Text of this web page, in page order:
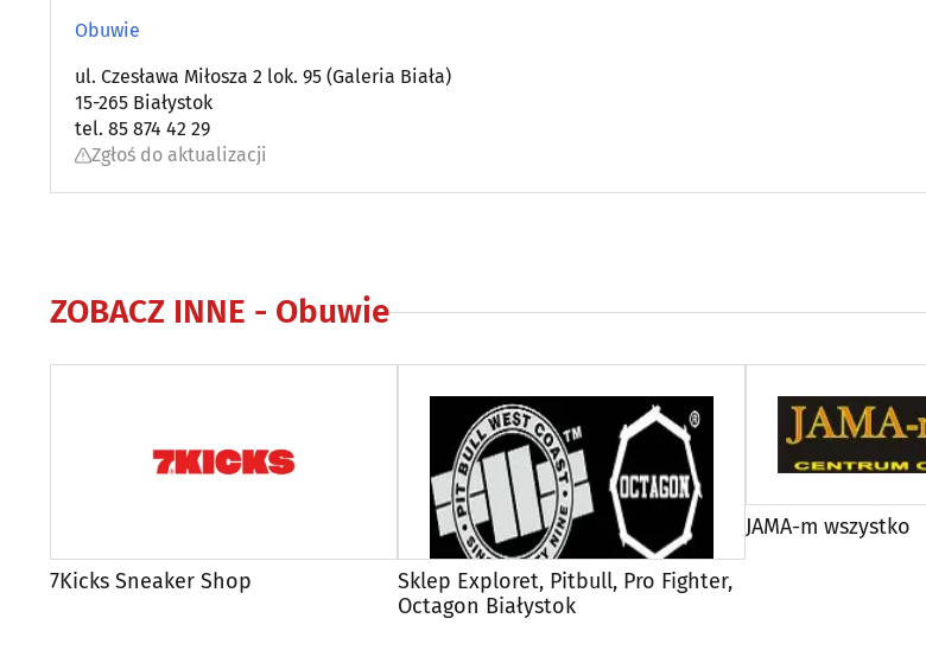
Obuwie
ul. Czesława Miłosza 2 lok. 95 (Galeria Biała)
15-265 Białystok
tel. 85 874 42 29
Zgłoś do aktualizacji
ZOBACZ INNE - Obuwie
7Kicks Sneaker Shop
Sklep Exploret, Pitbull, Pro Fighter,
Octagon Białystok
JAMA-m wszystko